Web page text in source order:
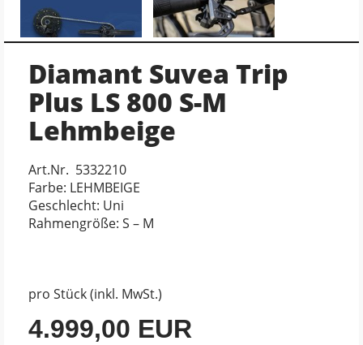
Diamant Suvea Trip
Plus LS 800 S-M
Lehmbeige
Art.Nr. 5332210
Farbe: LEHMBEIGE
Geschlecht: Uni
Rahmengröße: S – M
pro Stück (inkl. MwSt.)
4.999,00 EUR